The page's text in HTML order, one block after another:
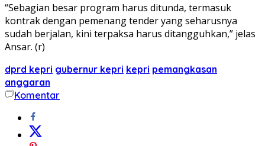
“Sebagian besar program harus ditunda, termasuk
kontrak dengan pemenang tender yang seharusnya
sudah berjalan, kini terpaksa harus ditangguhkan,” jelas
Ansar. (r)
dprd kepri gubernur kepri kepri pemangkasan
anggaran
Komentar